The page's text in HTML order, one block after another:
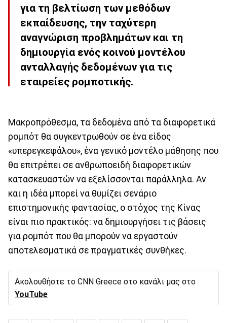
για τη βελτίωση των μεθόδων
εκπαίδευσης, την ταχύτερη
αναγνώριση προβλημάτων και τη
δημιουργία ενός κοινού μοντέλου
ανταλλαγής δεδομένων για τις
εταιρείες ρομποτικής.
Μακροπρόθεσμα, τα δεδομένα από τα διαφορετικά
ρομπότ θα συγκεντρωθούν σε ένα είδος
«υπερεγκεφάλου», ένα γενικό μοντέλο μάθησης που
θα επιτρέπει σε ανθρωποειδή διαφορετικών
κατασκευαστών να εξελίσσονται παράλληλα. Αν
και η ιδέα μπορεί να θυμίζει σενάριο
επιστημονικής φαντασίας, ο στόχος της Κίνας
είναι πιο πρακτικός: να δημιουργήσει τις βάσεις
για ρομπότ που θα μπορούν να εργαστούν
αποτελεσματικά σε πραγματικές συνθήκες.
Ακολουθήστε το CNN Greece στο κανάλι μας στο
YouTube